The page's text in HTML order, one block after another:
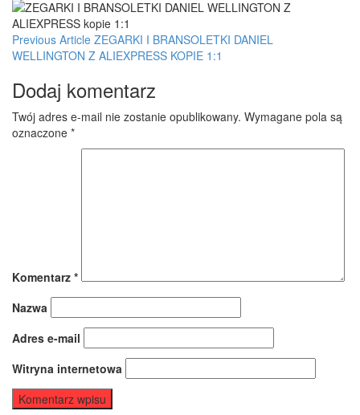
Post
navigation
Previous Article ZEGARKI I BRANSOLETKI DANIEL
WELLINGTON Z ALIEXPRESS KOPIE 1:1
Dodaj komentarz
Twój adres e-mail nie zostanie opublikowany. Wymagane pola są
oznaczone *
Komentarz *
Nazwa
Adres e-mail
Witryna internetowa